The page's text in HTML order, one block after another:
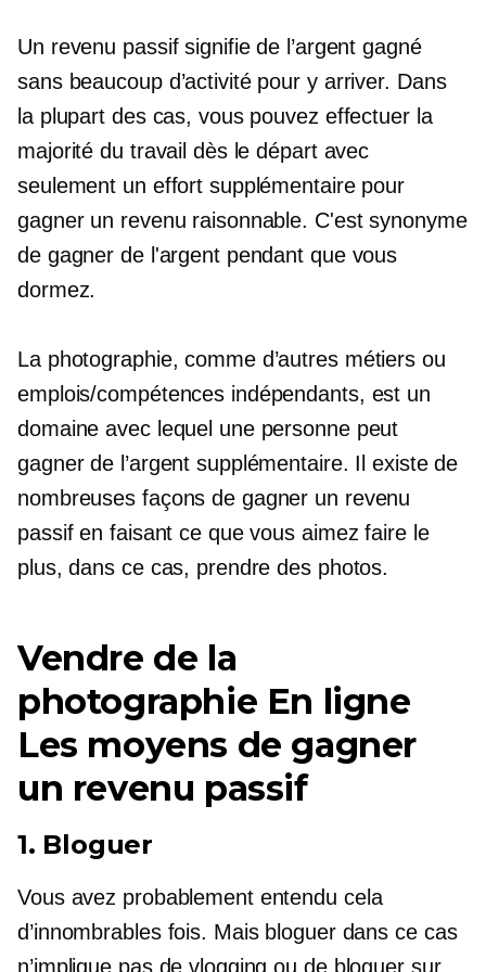
Un revenu passif signifie de l’argent gagné
sans beaucoup d’activité pour y arriver. Dans
la plupart des cas, vous pouvez effectuer la
majorité du travail dès le départ avec
seulement un effort supplémentaire pour
gagner un revenu raisonnable. C'est synonyme
de gagner de l'argent pendant que vous
dormez.
La photographie, comme d’autres métiers ou
emplois/compétences indépendants, est un
domaine avec lequel une personne peut
gagner de l’argent supplémentaire. Il existe de
nombreuses façons de gagner un revenu
passif en faisant ce que vous aimez faire le
plus, dans ce cas, prendre des photos.
Vendre de la
photographie En ligne
Les moyens de gagner
un revenu passif
1. Bloguer
Vous avez probablement entendu cela
d’innombrables fois. Mais bloguer dans ce cas
n’implique pas de vlogging ou de bloguer sur